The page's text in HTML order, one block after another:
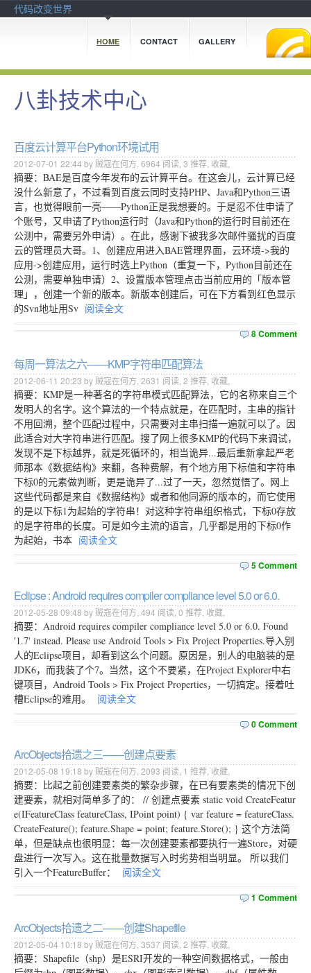
代码改变世界
HOME CONTACT GALLERY
八卦技术中心
百度云计算平台Python环境试用
2012-07-01 22:44 by 贼寇在何方, 6964 阅读, 3 推荐, 收藏
摘要：BAE是百度今年发布的云计算平台。在这会儿，云计算已经
没什么新意了，不过看到百度云同时支持PHP、Java和Python三语
言，也觉得眼前一亮——Python正是我想要的。于是忍不住申请了
个账号，又申请了Python运行时（Java和Python的运行时目前还在
公测中，需要另外申请）。在此，感谢下被我多次邮件骚扰的百度
云的管理员大哥。1、创建应用进入BAE管理界面，云环境->我的
应用->创建应用，运行时选上Python（重复一下，Python目前还在
公测，需要单独申请）2、设置版本管理点击当前应用的「版本管
理」，创建一个新的版本。新版本创建后，可在下方看到红色显示
的Svn地址用Sv 阅读全文
8 Comment
每周一算法之六——KMP字符串匹配算法
2012-06-11 20:23 by 贼寇在何方, 2631 阅读, 2 推荐, 收藏
摘要：KMP是一种著名的字符串模式匹配算法，它的名称来自三个
发明人的名字。这个算法的一个特点就是，在匹配时，主串的指针
不用回溯，整个匹配过程中，只需要对主串扫描一遍就可以了。因
此适合对大字符串进行匹配。搜了网上很多KMP的代码下来调试，
发现不是下标越界，就是死循环的，相当诡异...最后重新拿起严老
师那本《数据结构》来翻，各种费解，有个地方用下标值和字符串
下标0的元素做判断，更是诡异了...过了一天，忽然觉悟了。网上
这些代码都是来自《数据结构》或者和他同源的版本的，而它使用
的是以下标1为起始的字符串！对这种字符串组织格式，下标0存放
的是字符串的长度。可是如今主流的语言，几乎都是用的下标0作
为起始，书本 阅读全文
5 Comment
Eclipse : Android requires compiler compliance level 5.0 or 6.0.
2012-05-28 09:48 by 贼寇在何方, 494 阅读, 0 推荐, 收藏
摘要：Android requires compiler compliance level 5.0 or 6.0. Found
'1.7' instead. Please use Android Tools > Fix Project Properties.导入别
人的Eclipse项目，却看到这么个问题。原因是，别人的电脑装的是
JDK6，而我装了个7。当然，这个不要紧，在Project Explorer中右
键项目，Android Tools > Fix Project Properties，一切搞定。接着吐
槽Eclipse的难用。
阅读全文
0 Comment
ArcObjects拾遗之三——创建点要素
2012-05-08 19:18 by 贼寇在何方, 2093 阅读, 1 推荐, 收藏
摘要：比起之前创建要素类的繁杂步骤，在已有要素类的情况下创
建要素，就相对简单多了的： // 创建点要素 static void CreateFeatur
e(IFeatureClass featureClass, IPoint point) { var feature = featureClass.
CreateFeature(); feature.Shape = point; feature.Store(); } 这个方法简
单，但是缺点也很明显：每一次创建要素都要执行一遍Store，对硬
盘进行一次写入。这在批量数据写入时劣势相当明显。 所以我们
引入一个FeatureBuffer：
阅读全文
1 Comment
ArcObjects拾遗之二——创建Shapefile
2012-05-04 10:18 by 贼寇在何方, 3537 阅读, 2 推荐, 收藏
摘要：Shapefile（shp）是ESRI开发的一种空间数据格式，一般由